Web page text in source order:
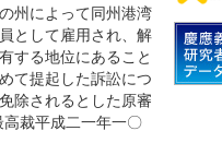
州によって同州港湾
として雇用され、解
する地位にあること
て提起した訴訟につ
除されるとした原審
裁平成二一年一〇